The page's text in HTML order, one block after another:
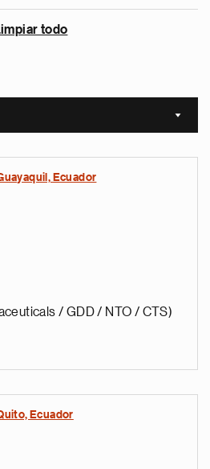
todo
Sort
Ecuador
/ GDD / NTO / CTS)
Ecuador